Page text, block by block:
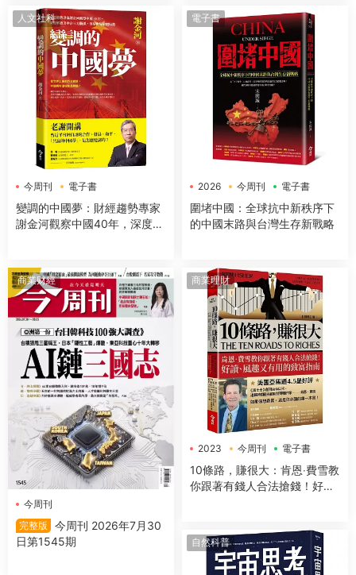
人文社科
今周刊 電子書
變調的中國夢：財經趨勢專家
謝金河觀察中國40年，深度解
電子書
2026 今周刊 電子書
圍堵中國：全球抗中新秩序下
的中國末路與台灣生存新戰略
商業财經
今周刊
完整版
今周刊 2026年7月30
日第1545期
商業理財
2023 今周刊 電子書
10條路，賺很大：肯恩‧費雪教
你跟著有錢人合法搶錢！好
自然科普